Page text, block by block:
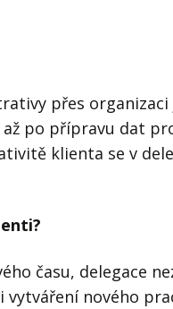
přes
po přípravu dat
klienta se v
času, delegace
nového